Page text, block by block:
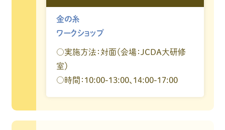
金の糸
ワークショップ
○実施方法：対面（会場：JCDA大研修
室）
○時間：10:00-13:00、14:00-17:00